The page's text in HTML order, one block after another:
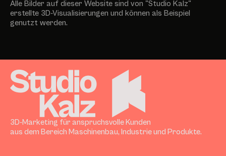
Alle Bilder auf dieser Website sind von "Studio Kalz"
erstellte 3D-Visualisierungen und können als Beispiel
genutzt werden.
3D-Marketing für anspruchsvolle Kunden
aus dem Bereich Maschinenbau, Industrie und Produkte.